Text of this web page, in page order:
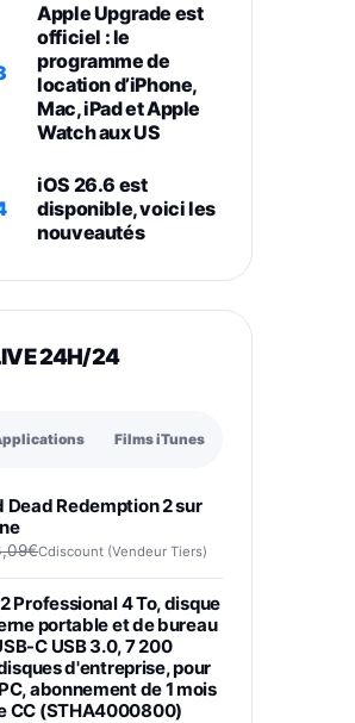
Apple Upgrade est
officiel : le
programme de
location d’iPhone,
Mac, iPad et Apple
Watch aux US
iOS 26.6 est
disponible, voici les
nouveautés
24H/24
Films iTunes
Dead Redemption 2 sur
Cdiscount (Vendeur Tiers)
Professional 4 To, disque
portable et de bureau
C USB 3.0, 7 200
d'entreprise, pour
abonnement de 1 mois
CC (STHA4000800)